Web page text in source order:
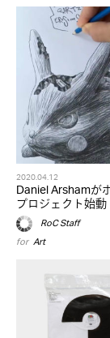
2020.04.12
Daniel Arshamが
プロジェクト始動
RoC Staff
for Art